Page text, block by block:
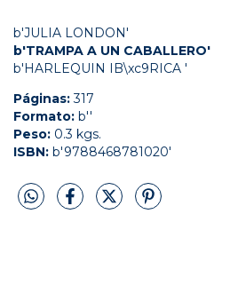
b'JULIA LONDON'
b'TRAMPA A UN CABALLERO'
b'HARLEQUIN IB\xc9RICA '
Páginas:317
Formato: b''
Peso: 0.3 kgs.
ISBN: b'9788468781020'